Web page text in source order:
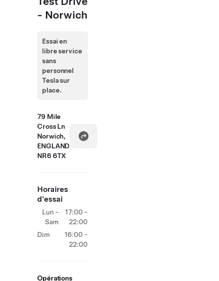
- Norwich
Essai en
libre service
sans
personnel
Tesla sur
place.
79 Mile
Cross Ln
Norwich,
ENGLAND
NR6 6TX
Horaires
d'essai
Lun -
Sam
17:00 -
22:00
Dim
16:00 -
22:00
Opérations